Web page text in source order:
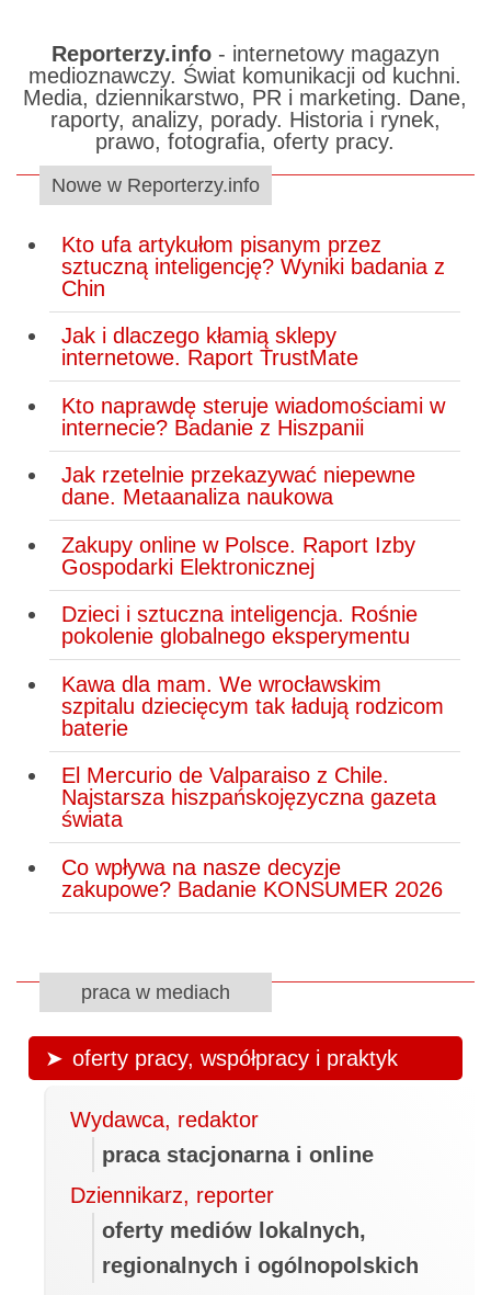
Reporterzy.info- internetowy magazyn
medioznawczy. Świat komunikacji od kuchni.
Media, dziennikarstwo, PR i marketing. Dane,
raporty, analizy, porady. Historia i rynek,
prawo, fotografia, oferty pracy.
Nowe w Reporterzy.info
Kto ufa artykułom pisanym przez
sztuczną inteligencję? Wyniki badania z
Chin
Jak i dlaczego kłamią sklepy
internetowe. Raport TrustMate
Kto naprawdę steruje wiadomościami w
internecie? Badanie z Hiszpanii
Jak rzetelnie przekazywać niepewne
dane. Metaanaliza naukowa
Zakupy online w Polsce. Raport Izby
Gospodarki Elektronicznej
Dzieci i sztuczna inteligencja. Rośnie
pokolenie globalnego eksperymentu
Kawa dla mam. We wrocławskim
szpitalu dziecięcym tak ładują rodzicom
baterie
El Mercurio de Valparaiso z Chile.
Najstarsza hiszpańskojęzyczna gazeta
świata
Co wpływa na nasze decyzje
zakupowe? Badanie KONSUMER 2026
praca w mediach
oferty pracy, współpracy i praktyk
Wydawca, redaktor
praca stacjonarna i online
Dziennikarz, reporter
oferty mediów lokalnych,
regionalnych i ogólnopolskich